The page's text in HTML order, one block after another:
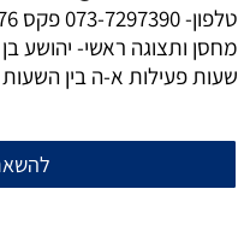
טלפון-073-7297390פקס
מחסן ותצוגה ראשי- יהושע בן נון 47 ראש
שעות פעילות א-ה בין השעות 9:00 - 17:00